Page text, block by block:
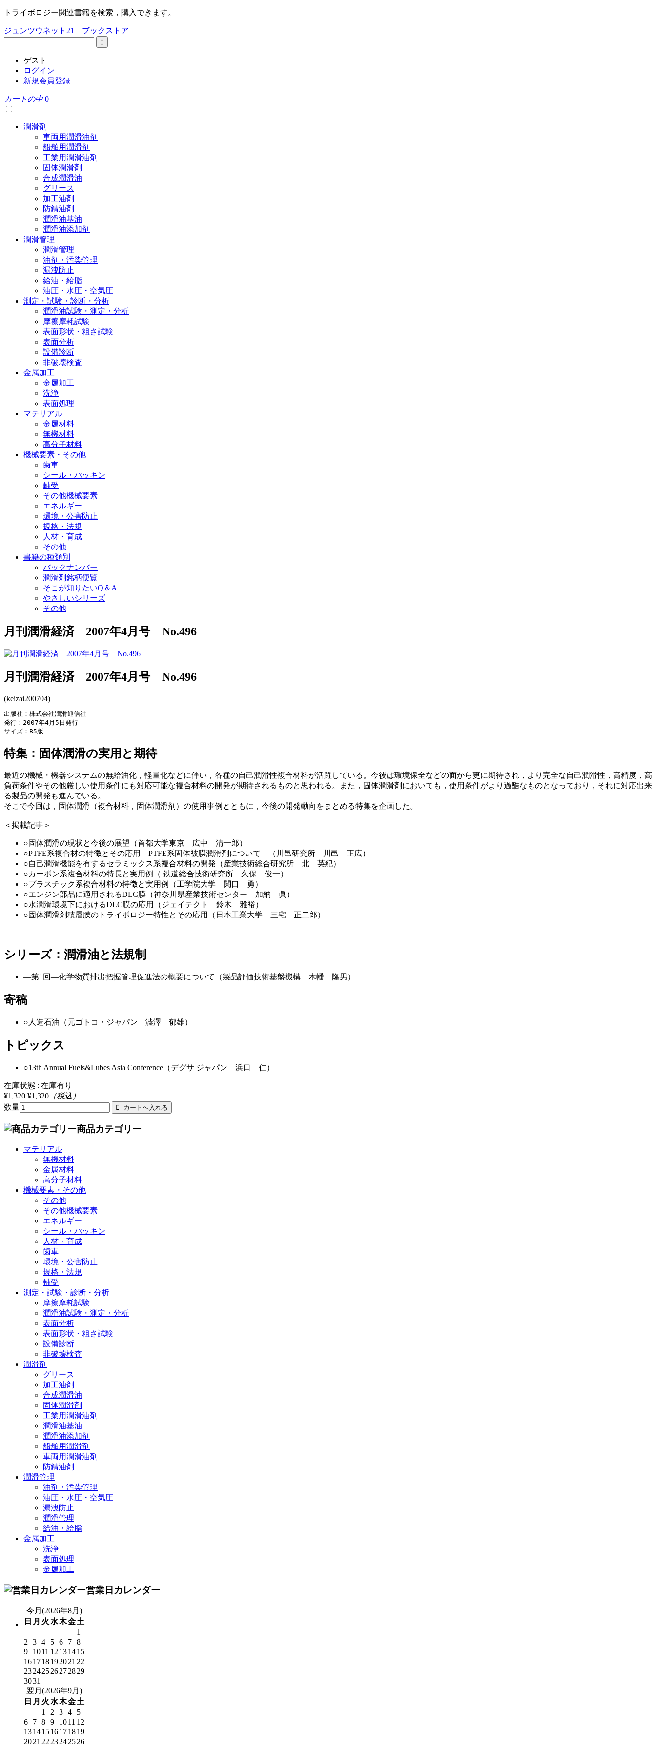
トライボロジー関連書籍を検索，購入できます。
ジュンツウネット21 ブックストア
ゲスト
ログイン
新規会員登録
カートの中 0
潤滑剤
車両用潤滑油剤
船舶用潤滑剤
工業用潤滑油剤
固体潤滑剤
合成潤滑油
グリース
加工油剤
防錆油剤
潤滑油基油
潤滑油添加剤
潤滑管理
潤滑管理
油剤・汚染管理
漏洩防止
給油・給脂
油圧・水圧・空気圧
測定・試験・診断・分析
潤滑油試験・測定・分析
摩擦摩耗試験
表面形状・粗さ試験
表面分析
設備診断
非破壊検査
金属加工
金属加工
洗浄
表面処理
マテリアル
金属材料
無機材料
高分子材料
機械要素・その他
歯車
シール・パッキン
軸受
その他機械要素
エネルギー
環境・公害防止
規格・法規
人材・育成
その他
書籍の種類別
バックナンバー
潤滑剤銘柄便覧
そこが知りたいQ＆A
やさしいシリーズ
その他
月刊潤滑経済 2007年4月号 No.496
月刊潤滑経済 2007年4月号 No.496
(keizai200704)
出版社：株式会社潤滑通信社
発行：2007年4月5日発行
サイズ：B5版
特集：固体潤滑の実用と期待
最近の機械・機器システムの無給油化，軽量化などに伴い，各種の自己潤滑性複合材料が活躍している。今後は環境保全などの面から更に期待され，より完全な自己潤滑性，高精度，高
負荷条件やその他厳しい使用条件にも対応可能な複合材料の開発が期待されるものと思われる。また，固体潤滑剤においても，使用条件がより過酷なものとなっており，それに対応出来
る製品の開発も進んでいる。
そこで今回は，固体潤滑（複合材料，固体潤滑剤）の使用事例とともに，今後の開発動向をまとめる特集を企画した。
＜掲載記事＞
○固体潤滑の現状と今後の展望（首都大学東京 広中 清一郎）
○PTFE系複合材の特徴とその応用―PTFE系固体被膜潤滑剤について―（川邑研究所 川邑 正広）
○自己潤滑機能を有するセラミックス系複合材料の開発（産業技術総合研究所 北 英紀）
○カーボン系複合材料の特長と実用例（ 鉄道総合技術研究所 久保 俊一）
○プラスチック系複合材料の特徴と実用例（工学院大学 関口 勇）
○エンジン部品に適用されるDLC膜（神奈川県産業技術センター 加納 眞）
○水潤滑環境下におけるDLC膜の応用（ジェイテクト 鈴木 雅裕）
○固体潤滑剤積層膜のトライボロジー特性とその応用（日本工業大学 三宅 正二郎）
シリーズ：潤滑油と法規制
―第1回―化学物質排出把握管理促進法の概要について（製品評価技術基盤機構 木幡 隆男）
寄稿
○人造石油（元ゴトコ・ジャパン 澁澤 郁雄）
トピックス
○13th Annual Fuels&Lubes Asia Conference（デグサ ジャパン 浜口 仁）
在庫状態 : 在庫有り
¥1,320 ¥1,320 （税込）
数量
商品カテゴリー
マテリアル
無機材料
金属材料
高分子材料
機械要素・その他
その他
その他機械要素
エネルギー
シール・パッキン
人材・育成
歯車
環境・公害防止
規格・法規
軸受
測定・試験・診断・分析
摩擦摩耗試験
潤滑油試験・測定・分析
表面分析
表面形状・粗さ試験
設備診断
非破壊検査
潤滑剤
グリース
加工油剤
合成潤滑油
固体潤滑剤
工業用潤滑油剤
潤滑油基油
潤滑油添加剤
船舶用潤滑剤
車両用潤滑油剤
防錆油剤
潤滑管理
油剤・汚染管理
油圧・水圧・空気圧
漏洩防止
潤滑管理
給油・給脂
金属加工
洗浄
表面処理
金属加工
営業日カレンダー
今月(2026年8月)
日 月 火 水木金土
1
2
3 4 5 6 7 8
9
1011 12 131415
161718192021 22
23242526272829
3031
翌月(2026年9月)
日 月 火 水木金土
1
2 3 4
5
6
7 8 9 1011 12
13141516171819
2021 22 23242526